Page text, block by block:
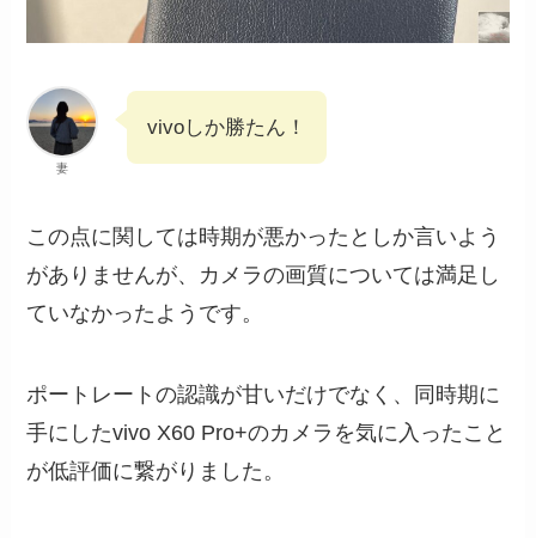
妻
vivoしか勝たん！
この点に関しては時期が悪かったとしか言いよう
がありませんが、カメラの画質については満足し
ていなかったようです。
ポートレートの認識が甘いだけでなく、同時期に
手にしたvivo X60 Pro+のカメラを気に入ったこと
が低評価に繋がりました。